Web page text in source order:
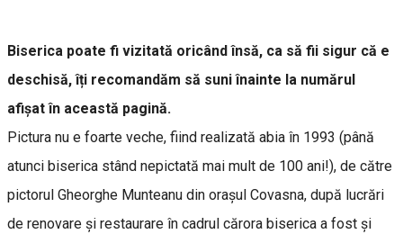
Biserica poate fi vizitată oricând însă, ca să fii sigur că e
deschisă, îți recomandăm să suni înainte la numărul
afișat în această pagină.
Pictura nu e foarte veche, fiind realizată abia în 1993 (până
atunci biserica stând nepictată mai mult de 100 ani!), de către
pictorul Gheorghe Munteanu din orașul Covasna, după lucrări
de renovare și restaurare în cadrul cărora biserica a fost și